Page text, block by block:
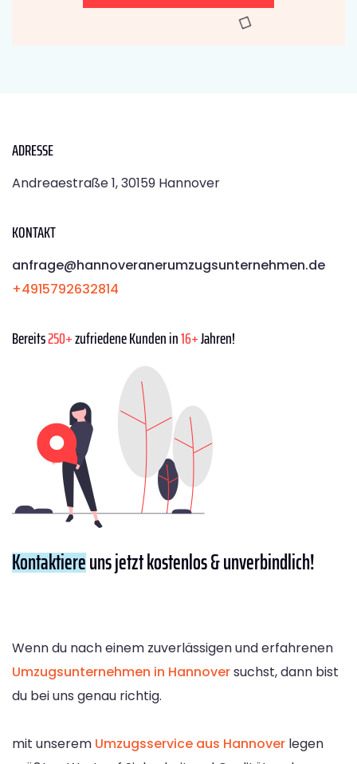
ADRESSE
Andreaestraße 1, 30159 Hannover
KONTAKT
anfrage@hannoveranerumzugsunternehmen.de
+4915792632814
Bereits250+zufriedene Kunden in16+Jahren!
Kontaktiereuns jetzt kostenlos & unverbindlich!
Wenn du nach einem zuverlässigen und erfahrenen
Umzugsunternehmen in Hannoversuchst, dann bist
du bei uns genau richtig.
mit unserem Umzugsservice aus Hannover legen